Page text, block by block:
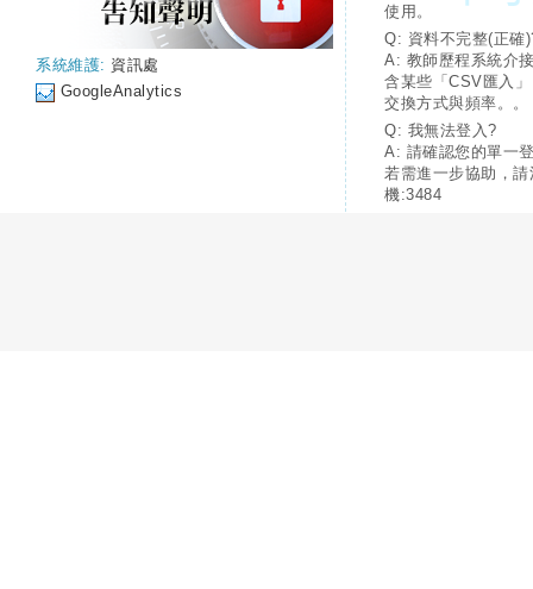
系統維護: 資訊處
GoogleAnalytics
使用。
Q: 資料不完整(正確
A: 教師歷程系統介
含某些「CSV匯入
交換方式與頻率。。
Q: 我無法登入?
A: 請確認您的單一
若需進一步協助，
機:3484